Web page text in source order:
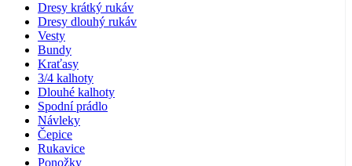
Dresy krátký rukáv
Dresy dlouhý rukáv
Vesty
Bundy
Kraťasy
3/4 kalhoty
Dlouhé kalhoty
Spodní prádlo
Návleky
Čepice
Rukavice
Ponožky